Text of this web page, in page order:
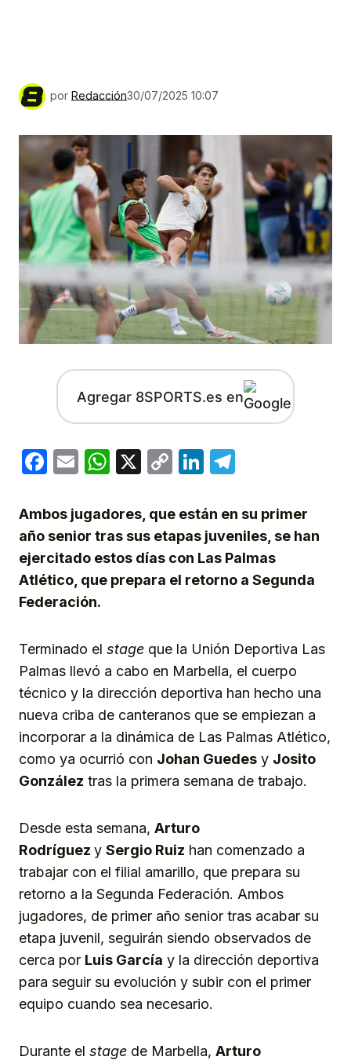
por Redacción30/07/2025 10:07
Agregar 8SPORTS.es en
Facebook
EmailWhatsApp
X
CopyLinkedIn
Ambos jugadores, que están en su primer
año senior tras sus etapas juveniles, se han
ejercitado estos días con Las Palmas
Atlético, que prepara el retorno a Segunda
Federación.
Terminado el stage que la Unión Deportiva Las
Palmas llevó a cabo en Marbella, el cuerpo
técnico y la dirección deportiva han hecho una
nueva criba de canteranos que se empiezan a
incorporar a la dinámica de Las Palmas Atlético,
como ya ocurrió con Johan Guedes y Josito
González tras la primera semana de trabajo.
Desde esta semana, Arturo
Rodríguez y Sergio Ruiz han comenzado a
trabajar con el filial amarillo, que prepara su
retorno a la Segunda Federación. Ambos
jugadores, de primer año senior tras acabar su
etapa juvenil, seguirán siendo observados de
cerca por Luis García y la dirección deportiva
para seguir su evolución y subir con el primer
equipo cuando sea necesario.
Durante el stage de Marbella, Arturo